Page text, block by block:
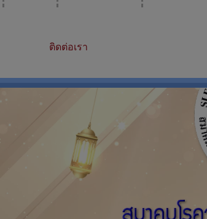
ติดต่อเรา